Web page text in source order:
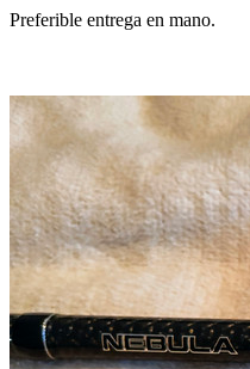
Preferible entrega en mano.